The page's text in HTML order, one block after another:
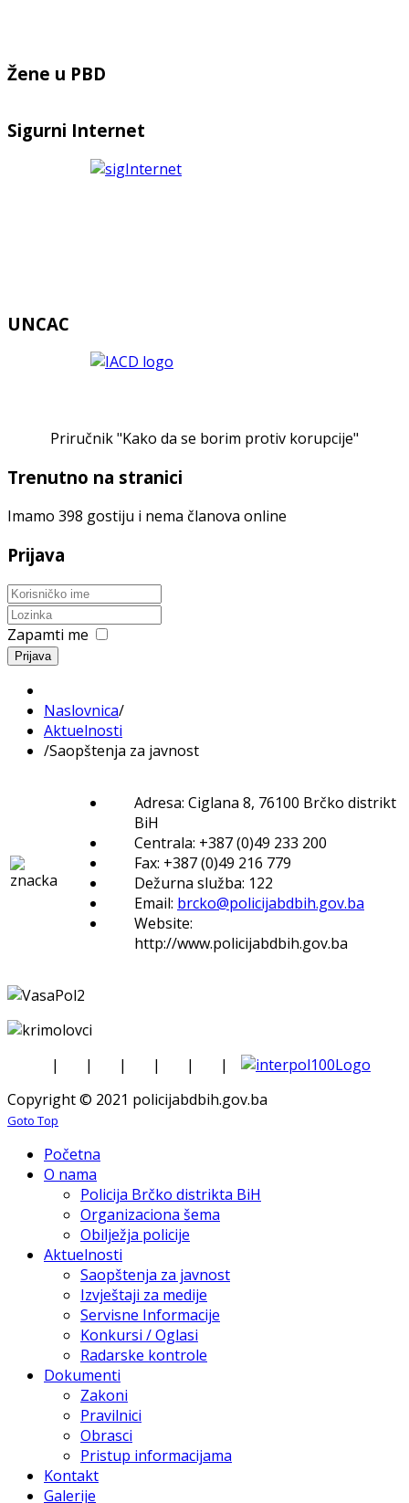
Žene u PBD
Sigurni Internet
UNCAC
Priručnik "Kako da se borim protiv korupcije"
Trenutno na stranici
Imamo 398 gostiju i nema članova online
Prijava
Zapamti me
Prijava
Naslovnica/
Aktuelnosti
/Saopštenja za javnost
Adresa: Ciglana 8, 76100 Brčko distrikt
BiH
Centrala: +387 (0)49 233 200
Fax: +387 (0)49 216 779
Dežurna služba: 122
Email: brcko@policijabdbih.gov.ba
Website:
http://www.policijabdbih.gov.ba
| | | | |
|
Copyright © 2021 policijabdbih.gov.ba
Goto Top
Početna
O nama
Policija Brčko distrikta BiH
Organizaciona šema
Obilježja policije
Aktuelnosti
Saopštenja za javnost
Izvještaji za medije
Servisne Informacije
Konkursi / Oglasi
Radarske kontrole
Dokumenti
Zakoni
Pravilnici
Obrasci
Pristup informacijama
Kontakt
Galerije